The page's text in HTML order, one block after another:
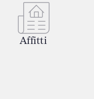
Affitti